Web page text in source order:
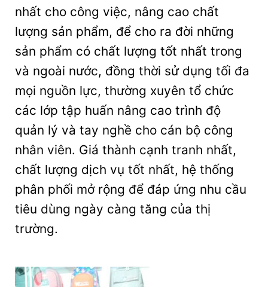
nhất cho công việc, nâng cao chất
lượng sản phẩm, để cho ra đời những
sản phẩm có chất lượng tốt nhất trong
và ngoài nước, đồng thời sử dụng tối đa
mọi nguồn lực, thường xuyên tổ chức
các lớp tập huấn nâng cao trình độ
quản lý và tay nghề cho cán bộ công
nhân viên. Giá thành cạnh tranh nhất,
chất lượng dịch vụ tốt nhất, hệ thống
phân phối mở rộng để đáp ứng nhu cầu
tiêu dùng ngày càng tăng của thị
trường.